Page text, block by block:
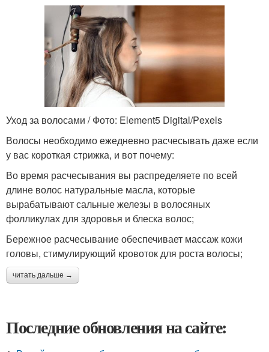
Уход за волосами / Фото: Element5 Digital/Pexels
Волосы необходимо ежедневно расчесывать даже если
у вас короткая стрижка, и вот почему:
Во время расчесывания вы распределяете по всей
длине волос натуральные масла, которые
вырабатывают сальные железы в волосяных
фолликулах для здоровья и блеска волос;
Бережное расчесывание обеспечивает массаж кожи
головы, стимулирующий кровоток для роста волосы;
читать дальше →
Последние обновления на сайте: